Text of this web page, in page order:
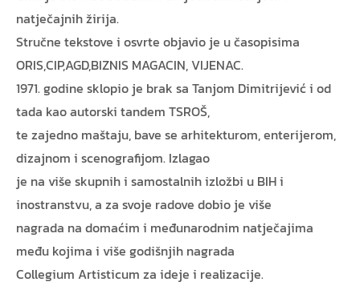
natječajnih žirija.
Stručne tekstove i osvrte objavio je u časopisima
ORIS,CIP,AGD,BIZNIS MAGACIN, VIJENAC.
1971. godine sklopio je brak sa Tanjom Dimitrijević i od
tada kao autorski tandem TSROŠ,
te zajedno maštaju, bave se arhitekturom, enterijerom,
dizajnom i scenografijom. Izlagao
je na više skupnih i samostalnih izložbi u BIH i
inostranstvu, a za svoje radove dobio je više
nagrada na domaćim i međunarodnim natječajima
među kojima i više godišnjih nagrada
Collegium Artisticum za ideje i realizacije.